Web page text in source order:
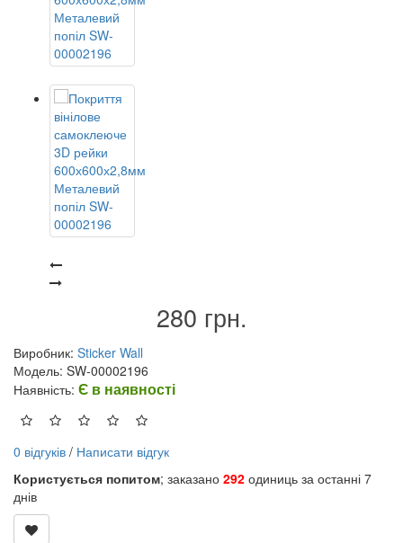
280 грн.
Виробник: Sticker Wall
Модель: SW-00002196
Наявність: Є в наявності
0 відгуків / Написати відгук
Користується попитом; заказано 292 одиниць за останні 7
днів